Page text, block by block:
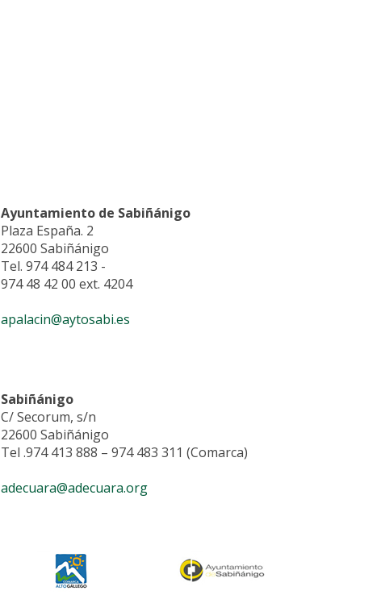
Ayuntamiento de Sabiñánigo
Plaza España. 2
22600 Sabiñánigo
Tel. 974 484 213 -
974 48 42 00 ext. 4204
apalacin@aytosabi.es
Sabiñánigo
C/ Secorum, s/n
22600 Sabiñánigo
Tel .974 413 888 – 974 483 311 (Comarca)
adecuara@adecuara.org